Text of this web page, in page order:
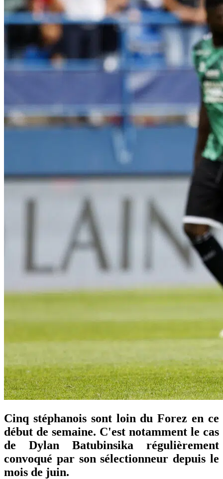
Cinq stéphanois sont loin du Forez en ce
début de semaine. C'est notamment le cas
de Dylan Batubinsika régulièrement
convoqué par son sélectionneur depuis le
mois de juin.